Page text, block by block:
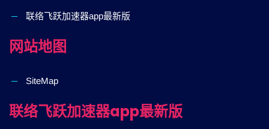
联络飞跃加速器app最新版
网站地图
SiteMap
联络飞跃加速器app最新版